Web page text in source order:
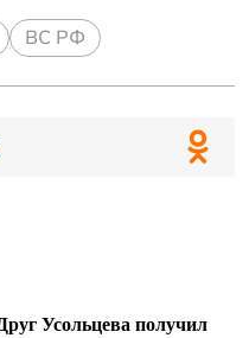
ВС РФ
Усольцева получил